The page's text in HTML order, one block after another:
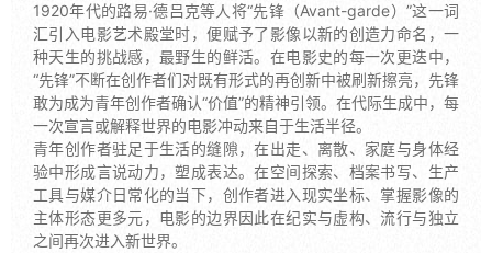
1920年代的路易·德吕克等人将“先锋（Avant-garde）”这一词
汇引入电影艺术殿堂时，便赋予了影像以新的创造力命名，一
种天生的挑战感，最野生的鲜活。在电影史的每一次更迭中，
“先锋”不断在创作者们对既有形式的再创新中被刷新擦亮，先锋
敢为成为青年创作者确认“价值”的精神引领。在代际生成中，每
一次宣言或解释世界的电影冲动来自于生活半径。
青年创作者驻足于生活的缝隙，在出走、离散、家庭与身体经
验中形成言说动力，塑成表达。在空间探索、档案书写、生产
工具与媒介日常化的当下，创作者进入现实坐标、掌握影像的
主体形态更多元，电影的边界因此在纪实与虚构、流行与独立
之间再次进入新世界。